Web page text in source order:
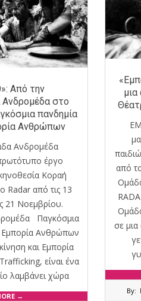
Από την
Ανδρομέδα στο
πανδημία
Ανθρώπων
Ανδρομέδα
έργο
Κοραή
Radar από τις 13
21 Νοεμβρίου.
Παγκόσμια
Εμπορία Ανθρώπων
και Εμπορία
είναι ένα
λαμβάνει χώρα
→
από
σε
By: